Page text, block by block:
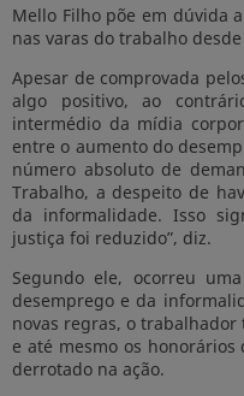
Mello Filho põe em dúvida
nas varas do trabalho
Apesar de comprovada
algo positivo, ao
intermédio da mídia
entre o aumento do
número absoluto de
Trabalho, a despeito de
da informalidade. Isso
justiça foi reduzido”, diz.
Segundo ele, ocorreu
desemprego e da
novas regras, o
e até mesmo os honorários
derrotado na ação.